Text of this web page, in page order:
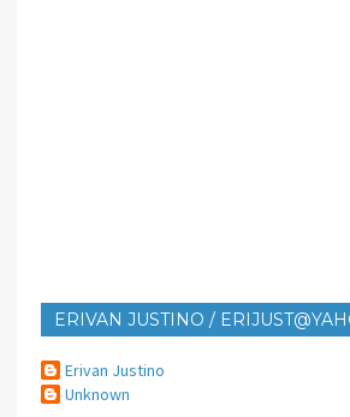
ERIVAN JUSTINO /
Erivan Justino
Unknown